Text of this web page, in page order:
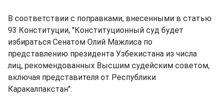
В соответствии с поправками, внесенными в статью
93 Конституции, "Конституционный суд будет
избираться Сенатом Олий Мажлиса по
представлению президента Узбекистана из числа
лиц, рекомендованных Высшим судейским советом,
включая представителя от Республики
Каракалпакстан".